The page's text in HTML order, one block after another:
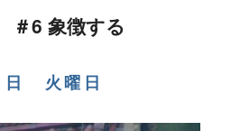
6 象徴する
日 火曜日